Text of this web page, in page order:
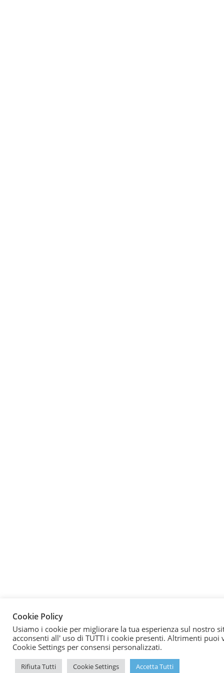
Cookie Policy
Usiamo i cookie per migliorare la tua esperienza sul nostro
acconsenti all' uso di TUTTI i cookie presenti. Altrimenti puoi
Cookie Settings per consensi personalizzati.
Rifiuta Tutti Cookie Settings Accetta Tutti